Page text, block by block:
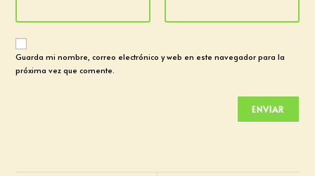
Guarda mi nombre, correo electrónico y web en este navegador para la
próxima vez que comente.